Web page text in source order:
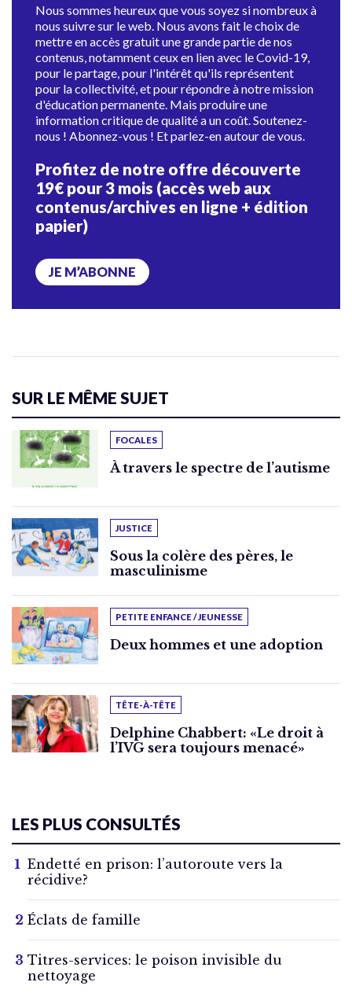
Nous sommes heureux que vous soyez si nombreux à
nous suivre sur le web. Nous avons fait le choix de
mettre en accès gratuit une grande partie de nos
contenus, notamment ceux en lien avec le Covid-19,
pour le partage, pour l'intérêt qu'ils représentent
pour la collectivité, et pour répondre à notre mission
d'éducation permanente. Mais produire une
information critique de qualité a un coût. Soutenez-
nous ! Abonnez-vous ! Et parlez-en autour de vous.
Profitez de notre offre découverte
19€ pour 3 mois (accès web aux
contenus/archives en ligne + édition
papier)
JE M’ABONNE
SUR LE MÊME SUJET
FOCALES
À travers le spectre de l’autisme
JUSTICE
Sous la colère des pères, le
masculinisme
PETITE ENFANCE / JEUNESSE
Deux hommes et une adoption
TÊTE-À-TÊTE
Delphine Chabbert: «Le droit à
l’IVG sera toujours menacé»
LES PLUS CONSULTÉS
Endetté en prison: l’autoroute vers la
récidive?
Éclats de famille
Titres-services: le poison invisible du
nettoyage